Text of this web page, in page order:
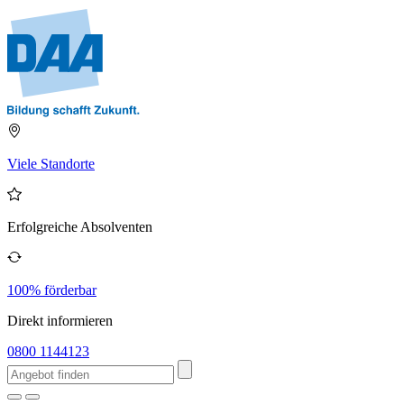
Viele Standorte
Erfolgreiche Absolventen
100% förderbar
Direkt informieren
0800 1144123